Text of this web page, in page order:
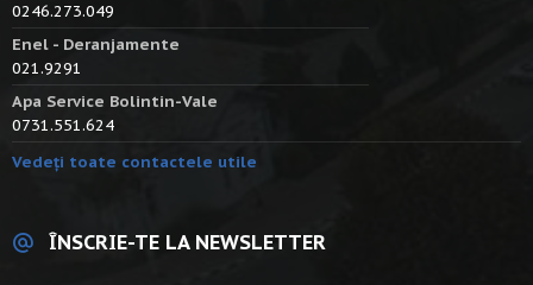
0246.273.049
Enel - Deranjamente
021.9291
Apa Service Bolintin-Vale
0731.551.624
Vedeți toate contactele utile
ÎNSCRIE-TE LA NEWSLETTER